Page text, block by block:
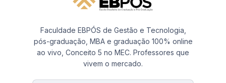
Faculdade EBPÓS de Gestão e Tecnologia,
pós-graduação, MBA e graduação 100% online
ao vivo, Conceito 5 no MEC. Professores que
vivem o mercado.